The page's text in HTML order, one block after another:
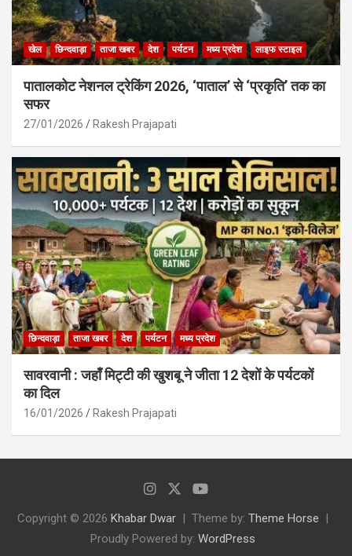
खेल छिन्दवाड़ा ताजा खबर देश पर्यटन मध्य प्रदेश लाइफ स्टाइल
पातालकोट नेशनल ट्रेकिंग 2026, ‘पाताल’ से ‘प्रकृति’ तक का
सफर
27/01/2026 Rakesh Prajapati
छिन्दवाड़ा ताजा खबर देश पर्यटन मध्य प्रदेश
सावरवानी : जहाँ मिट्टी की खुशबू ने जीता 12 देशों के पर्यटकों
का दिल
16/01/2026 Rakesh Prajapati
Copyright © 2026 Khabar Dwar Theme by: Theme Horse
Proudly Powered by: WordPress